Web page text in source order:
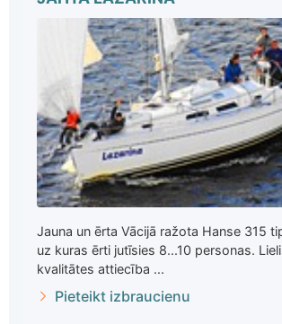
Jauna un ērta Vācijā ražota Hanse 315
uz kuras ērti jutīsies 8...10 personas.
kvalitātes attiecība ...
Pieteikt izbraucienu